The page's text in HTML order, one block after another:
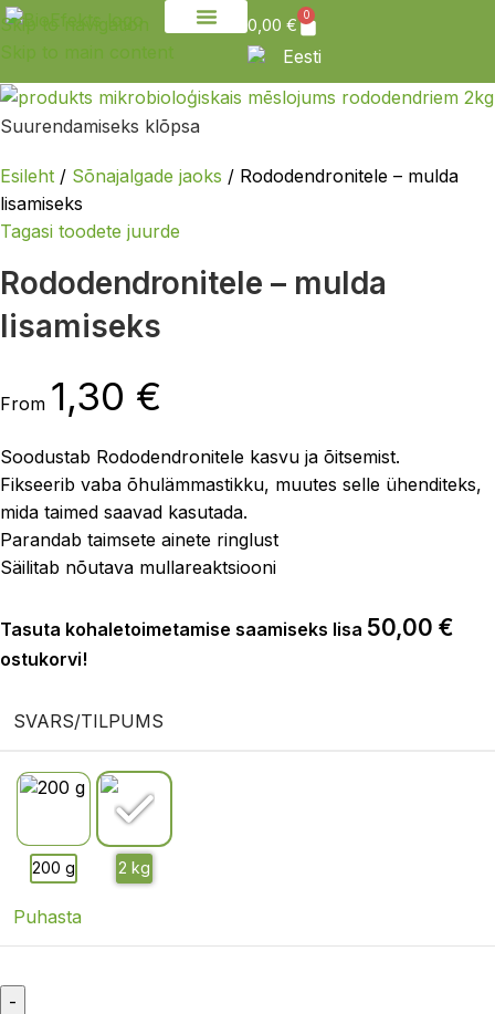
Skip to navigation
Skip to main content
0,00 €
0
Eesti
Suurendamiseks klõpsa
Esileht Sõnajalgade jaoks
Rododendronitele – mulda
lisamiseks
Tagasi toodete juurde
Rododendronitele – mulda
lisamiseks
From 1,30 €
Soodustab Rododendronitele kasvu ja õitsemist.
Fikseerib vaba õhulämmastikku, muutes selle ühenditeks,
mida taimed saavad kasutada.
Parandab taimsete ainete ringlust
Säilitab nõutava mullareaktsiooni
Tasuta kohaletoimetamise saamiseks lisa 50,00 €
ostukorvi!
SVARS/TILPUMS
Puhasta